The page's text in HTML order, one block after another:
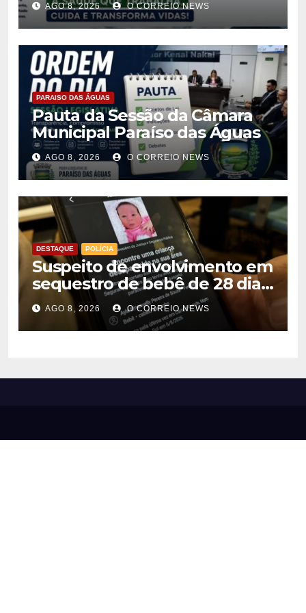
AGO 8, 2026 O CORREIO NEWS
PARAISO DAS ÁGUAS
Pauta da Sessão da Câmara
Municipal Paraíso das Águas
AGO 8, 2026 O CORREIO NEWS
DESTAQUE POLÍCIA
Suspeito de envolvimento em
sequestro de bebê de 28 dias
é preso na Capital
AGO 8, 2026 O CORREIO NEWS